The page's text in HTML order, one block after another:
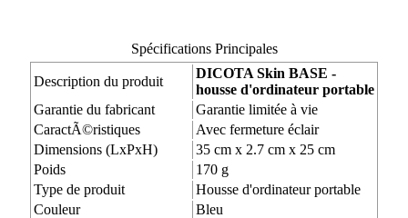
Spécifications Principales
Description du produit
DICOTA Skin BASE -
housse d'ordinateur portable
Garantie du fabricant
Garantie limitée à vie
CaractÃ©ristiques
Avec fermeture éclair
Dimensions (LxPxH)
35 cm x 2.7 cm x 25 cm
Poids
170 g
Type de produit
Housse d'ordinateur portable
Couleur
Bleu